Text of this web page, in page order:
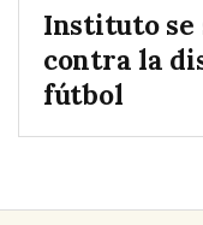
Instituto se
contra la
fútbol